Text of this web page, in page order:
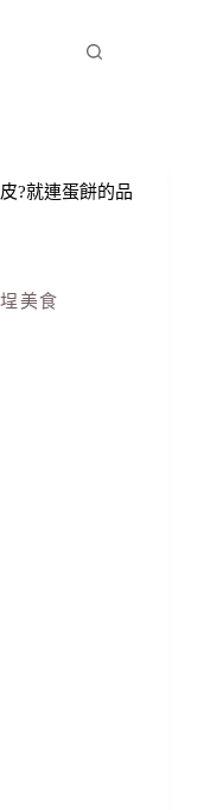
?就連蛋餅的品
美食